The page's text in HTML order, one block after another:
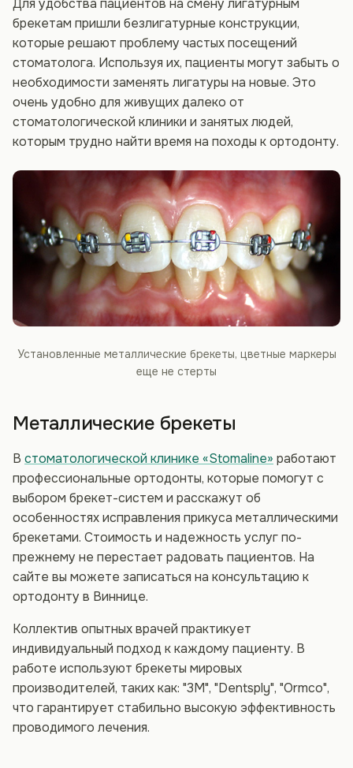
Для удобства пациентов на смену лигатурным
брекетам пришли безлигатурные конструкции,
которые решают проблему частых посещений
стоматолога. Используя их, пациенты могут забыть о
необходимости заменять лигатуры на новые. Это
очень удобно для живущих далеко от
стоматологической клиники и занятых людей,
которым трудно найти время на походы к ортодонту.
Установленные металлические брекеты, цветные маркеры
еще не стерты
Металлические брекеты
В стоматологической клинике «Stomaline» работают
профессиональные ортодонты, которые помогут с
выбором брекет-систем и расскажут об
особенностях исправления прикуса металлическими
брекетами. Стоимость и надежность услуг по-
прежнему не перестает радовать пациентов. На
сайте вы можете записаться на консультацию к
ортодонту в Виннице.
Коллектив опытных врачей практикует
индивидуальный подход к каждому пациенту. В
работе используют брекеты мировых
производителей, таких как: "3M", "Dentsply", "Ormco",
что гарантирует стабильно высокую эффективность
проводимого лечения.